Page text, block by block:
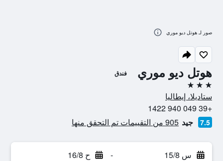
هوتل ديو موري فندق
3 نجوم
ستاديلا، إيطاليا
+39 049 940 1422
7.5 جيد 905 من التقييمات تم التحقق منها
س 15/8 - ح 16/8
صور لـ هوتل ديو موري